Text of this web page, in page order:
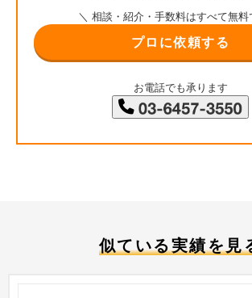
＼ 相談・紹介・手数料はすべて無料
プロに依頼する
お電話でも承ります
似ている実績を見